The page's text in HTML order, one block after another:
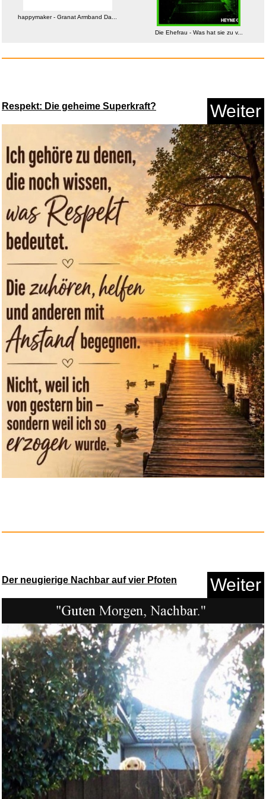
Anzeige
Speedlink SPES
Ansteckmikrofon...
Anzeige
happymaker - Granat Armband Da...
Die Ehefrau - Was hat sie zu v...
Respekt: Die geheime Superkraft? Weiter
Der neugierige Nachbar auf vier Pfoten Weiter